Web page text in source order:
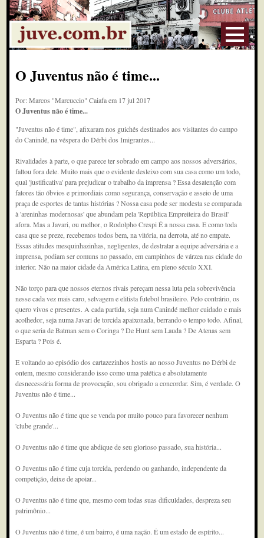
O Juventus não é time...
Por: Marcos "Marcuccio" Caiafa em 17 jul 2017
O Juventus não é time...
"Juventus não é time", afixaram nos guichês destinados aos visitantes do campo
do Canindé, na véspera do Dérbi dos Imigrantes...
Rivalidades à parte, o que parece ter sobrado em campo aos nossos adversários,
faltou fora dele. Muito mais que o evidente desleixo com sua casa como um todo,
qual 'justificativa' para prejudicar o trabalho da imprensa ? Essa desatenção com
fatores tão óbvios e primordiais como segurança, conservação e asseio de uma
praça de esportes de tantas histórias ? Nossa casa pode ser modesta se comparada
à 'areninhas modernosas' que abundam pela 'República Empreiteira do Brasil'
afora. Mas a Javari, ou melhor, o Rodolpho Crespi É a nossa casa. E como toda
casa que se preze, recebemos todos bem, na vitória, na derrota, até no empate.
Essas atitudes mesquinhazinhas, negligentes, de destratar a equipe adversária e a
imprensa, podiam ser comuns no passado, em campinhos de várzea nas cidade do
interior. Não na maior cidade da América Latina, em pleno século XXI.
Não torço para que nossos eternos rivais pereçam nessa luta pela sobrevivência
nesse cada vez mais caro, selvagem e elitista futebol brasileiro. Pelo contrário, os
quero vivos e presentes. A cada partida, seja num Canindé melhor cuidado e mais
acolhedor, seja numa Javari de torcida apaixonada, berrando o tempo todo. Afinal,
o que seria de Batman sem o Coringa ? De Hunt sem Lauda ? De Atenas sem
Esparta ? Pois é.
E voltando ao episódio dos cartazezinhos hostis ao nosso Juventus no Dérbi de
ontem, mesmo considerando isso como uma patética e absolutamente
desnecessária forma de provocação, sou obrigado a concordar. Sim, é verdade. O
Juventus não é time...
O Juventus não é time que se venda por muito pouco para favorecer nenhum
'clube grande'...
O Juventus não é time que abdique de seu glorioso passado, sua história...
O Juventus não é time cuja torcida, perdendo ou ganhando, independente da
competição, deixe de apoiar...
O Juventus não é time que, mesmo com todas suas dificuldades, despreza seu
patrimônio...
O Juventus não é time, é um bairro, é uma nação. É um estado de espírito...